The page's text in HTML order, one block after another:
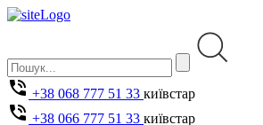
+38 068 777 51 33 київстар
+38 066 777 51 33 київстар